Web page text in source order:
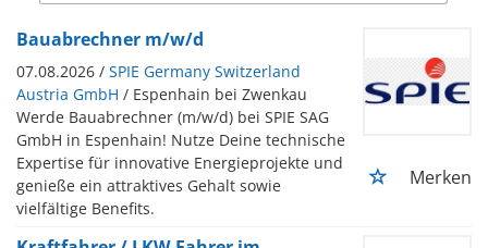
Bauabrechner m/w/d
07.08.2026 / SPIE Germany Switzerland
Austria GmbH / Espenhain bei Zwenkau
Werde Bauabrechner (m/w/d) bei SPIE SAG
GmbH in Espenhain! Nutze Deine technische
Expertise für innovative Energieprojekte und
genieße ein attraktives Gehalt sowie
vielfältige Benefits.
Merken